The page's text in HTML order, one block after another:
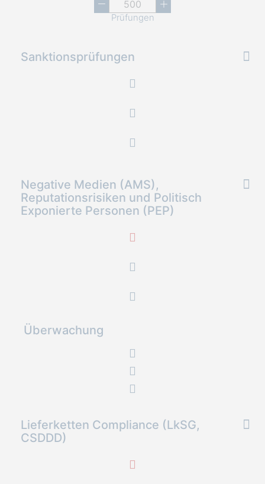
Prüfungen
Sanktionsprüfungen
Negative Medien (AMS),
Reputationsrisiken und Politisch
Exponierte Personen (PEP)
Überwachung
Lieferketten Compliance (LkSG,
CSDDD)